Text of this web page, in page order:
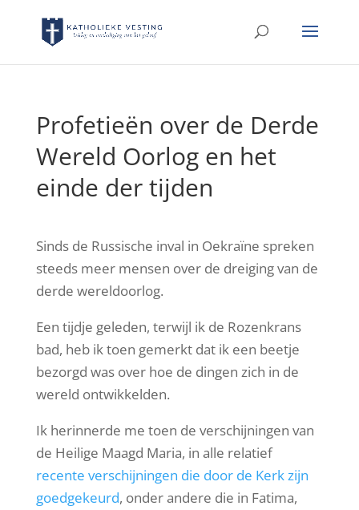
Profetieën over de Derde
Wereld Oorlog en het
einde der tijden
Sinds de Russische inval in Oekraïne spreken
steeds meer mensen over de dreiging van de
derde wereldoorlog.
Een tijdje geleden, terwijl ik de Rozenkrans
bad, heb ik toen gemerkt dat ik een beetje
bezorgd was over hoe de dingen zich in de
wereld ontwikkelden.
Ik herinnerde me toen de verschijningen van
de Heilige Maagd Maria, in alle relatief
recente verschijningen die door de Kerk zijn
goedgekeurd, onder andere die in Fatima,